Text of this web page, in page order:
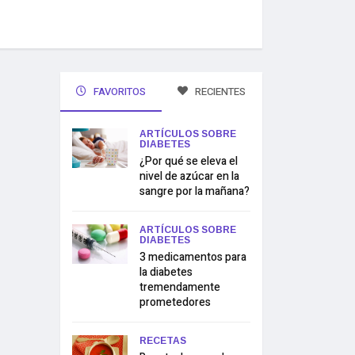
FAVORITOS RECIENTES
ARTÍCULOS SOBRE
DIABETES
¿Por qué se eleva el
nivel de azúcar en la
sangre por la mañana?
ARTÍCULOS SOBRE
DIABETES
3 medicamentos para
la diabetes
tremendamente
prometedores
RECETAS